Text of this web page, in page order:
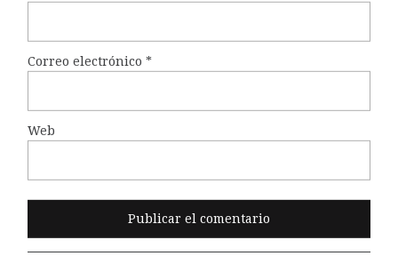
Correo electrónico *
Web